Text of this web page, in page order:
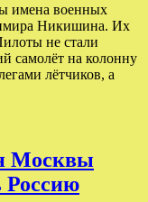
имена военных
Никишина. Их
не стали
самолёт на колонну
лётчиков, а
Москвы
Россию